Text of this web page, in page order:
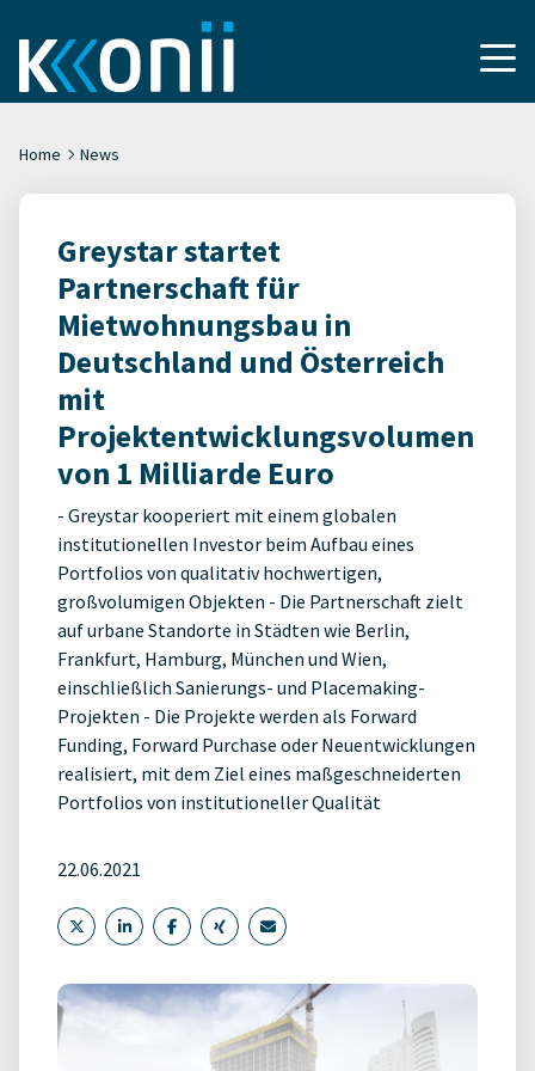
Home News
Greystar startet
Partnerschaft für
Mietwohnungsbau in
Deutschland und Österreich
mit
Projektentwicklungsvolumen
von 1 Milliarde Euro
- Greystar kooperiert mit einem globalen
institutionellen Investor beim Aufbau eines
Portfolios von qualitativ hochwertigen,
großvolumigen Objekten - Die Partnerschaft zielt
auf urbane Standorte in Städten wie Berlin,
Frankfurt, Hamburg, München und Wien,
einschließlich Sanierungs- und Placemaking-
Projekten - Die Projekte werden als Forward
Funding, Forward Purchase oder Neuentwicklungen
realisiert, mit dem Ziel eines maßgeschneiderten
Portfolios von institutioneller Qualität
22.06.2021